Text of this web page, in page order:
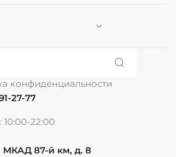
конфиденциальности
27-77
10:00-22:00
МКАД 87-й км, д. 8